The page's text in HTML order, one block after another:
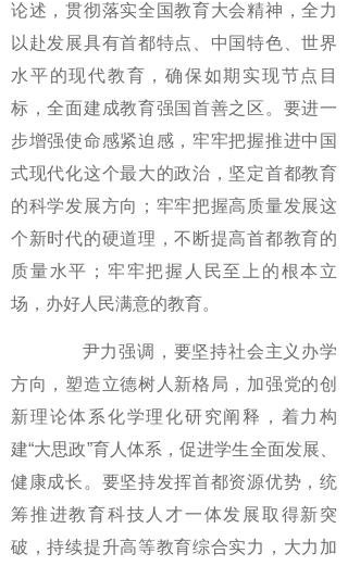
论述，贯彻落实全国教育大会精神，全力
以赴发展具有首都特点、中国特色、世界
水平的现代教育，确保如期实现节点目
标，全面建成教育强国首善之区。要进一
步增强使命感紧迫感，牢牢把握推进中国
式现代化这个最大的政治，坚定首都教育
的科学发展方向；牢牢把握高质量发展这
个新时代的硬道理，不断提高首都教育的
质量水平；牢牢把握人民至上的根本立
场，办好人民满意的教育。
尹力强调，要坚持社会主义办学
方向，塑造立德树人新格局，加强党的创
新理论体系化学理化研究阐释，着力构
建“大思政”育人体系，促进学生全面发展、
健康成长。要坚持发挥首都资源优势，统
筹推进教育科技人才一体发展取得新突
破，持续提升高等教育综合实力，大力加